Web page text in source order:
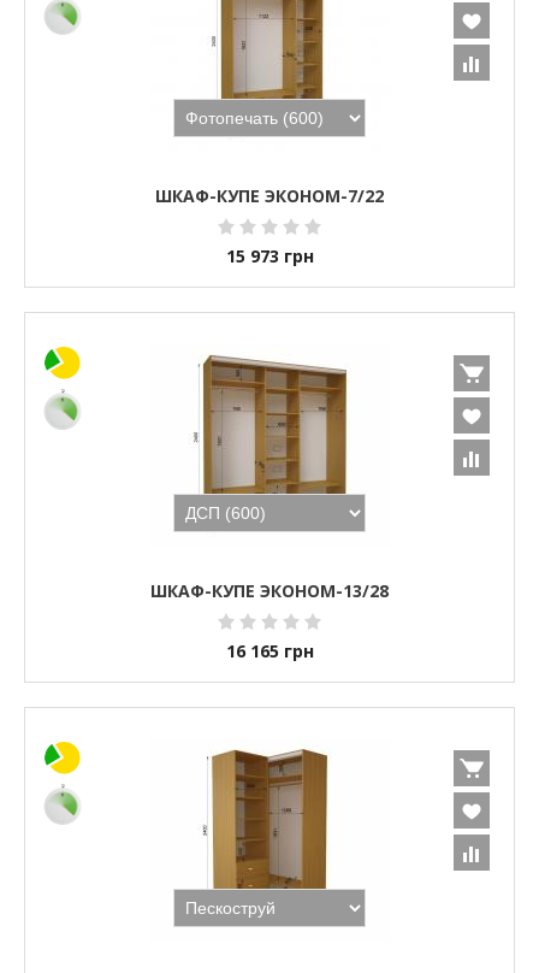
ШКАФ-КУПЕ ЭКОНОМ-7/22
15 973 грн
ШКАФ-КУПЕ ЭКОНОМ-13/28
16 165 грн